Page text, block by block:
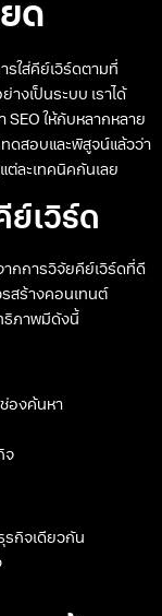
ด
รใส่คีย์เวิร์ดตามที่
งเป็นระบบ เราได้
ให้กับหลากหลาย
ทดสอบและพิสูจน์แล้วว่า
ต่ละเทคนิคกันเลย
ย์เวิร์ด
ากการวิจัยคีย์เวิร์ดที่ดี
รสร้างคอนเทนต์
ธิภาพมีดังนี้
องค้นหา
จ
รกิจเดียวกัน